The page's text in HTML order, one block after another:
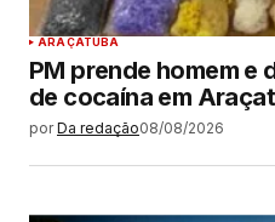
ARAÇATUBA
PM prende homem
de cocaína em
por Da redação08/08/2026